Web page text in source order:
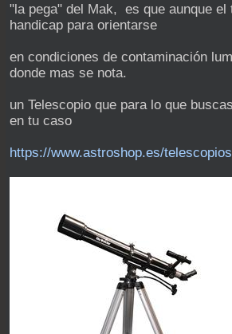
"la pega" del Mak, es que aunque
handicap para orientarse
en condiciones de contaminación
donde mas se nota.
un Telescopio que para lo que
en tu caso
https://www.astroshop.es/